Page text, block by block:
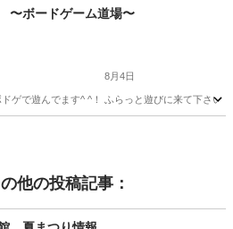
地域/お祭り ボランティアスタッフ
〜ボードゲーム道場〜
8月4日
ゲで遊んでます^ ^！ ふらっと遊びに来て下さ
他の投稿記事：